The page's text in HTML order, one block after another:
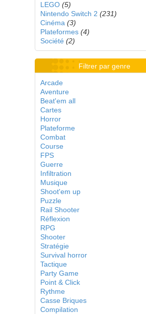
LEGO (5)
Nintendo Switch 2 (231)
Cinéma (3)
Plateformes (4)
Société (2)
Filtrer par genre
Arcade
Aventure
Beat'em all
Cartes
Horror
Plateforme
Combat
Course
FPS
Guerre
Infiltration
Musique
Shoot'em up
Puzzle
Rail Shooter
Réflexion
RPG
Shooter
Stratégie
Survival horror
Tactique
Party Game
Point & Click
Rythme
Casse Briques
Compilation